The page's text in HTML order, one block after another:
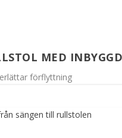
MED
förflyttning